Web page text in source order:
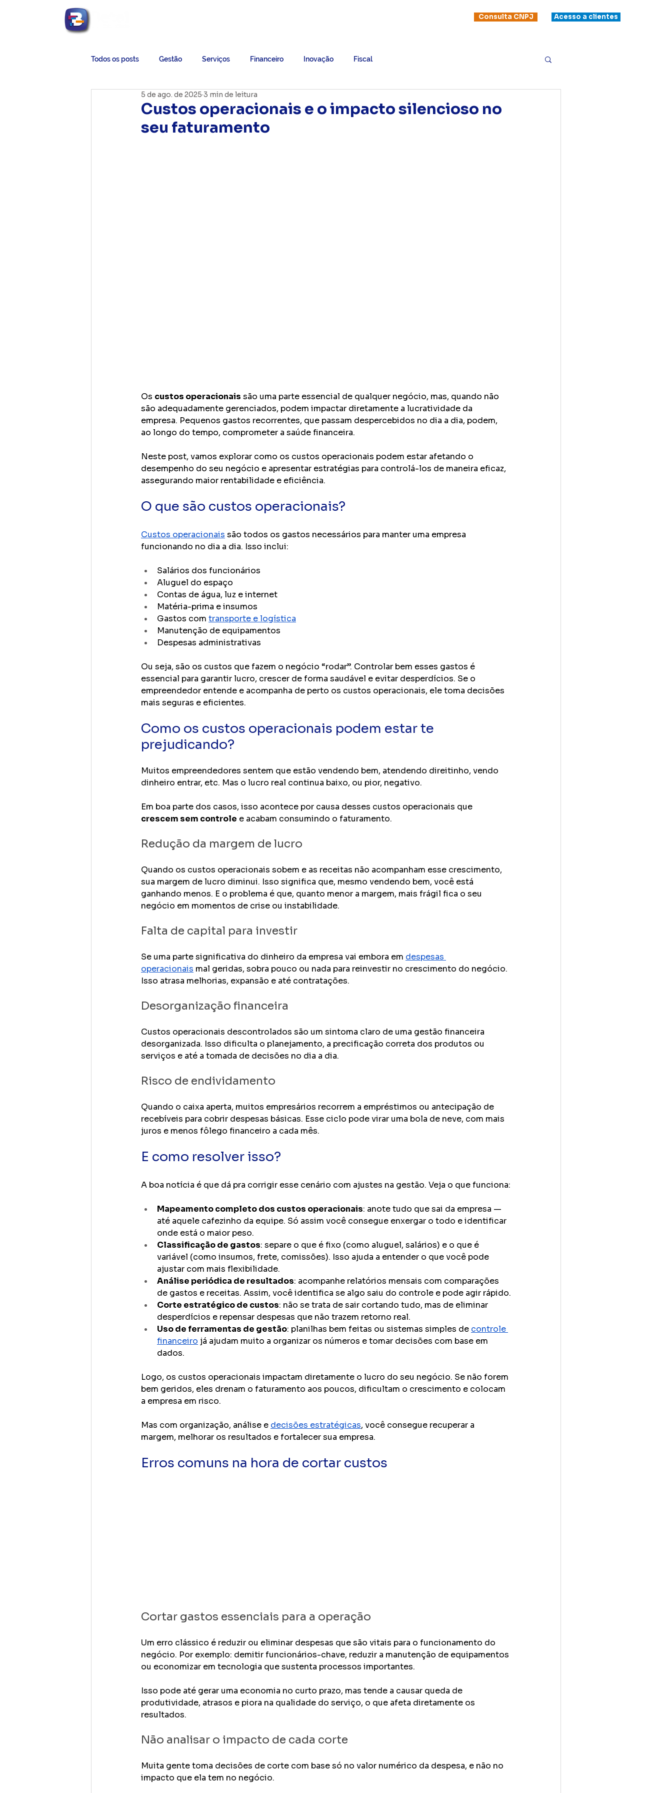
Consulta CNPJ Acesso a clientes
Todos os posts Gestão Serviços Financeiro Inovação Fiscal
Custos operacionais e o impacto silencioso no
seu faturamento
5 de ago. de 2025 3 min de leitura
Os custos operacionais são uma parte essencial de qualquer negócio, mas, quando não
são adequadamente gerenciados, podem impactar diretamente a lucratividade da
empresa. Pequenos gastos recorrentes, que passam despercebidos no dia a dia, podem,
ao longo do tempo, comprometer a saúde financeira.
Neste post, vamos explorar como os custos operacionais podem estar afetando o
desempenho do seu negócio e apresentar estratégias para controlá-los de maneira eficaz,
assegurando maior rentabilidade e eficiência.
O que são custos operacionais?
Custos operacionais são todos os gastos necessários para manter uma empresa
funcionando no dia a dia. Isso inclui:
Salários dos funcionários
Aluguel do espaço
Contas de água, luz e internet
Matéria-prima e insumos
Gastos com transporte e logística
Manutenção de equipamentos
Despesas administrativas
Ou seja, são os custos que fazem o negócio “rodar”. Controlar bem esses gastos é
essencial para garantir lucro, crescer de forma saudável e evitar desperdícios. Se o
empreendedor entende e acompanha de perto os custos operacionais, ele toma decisões
mais seguras e eficientes.
Como os custos operacionais podem estar te
prejudicando?
Muitos empreendedores sentem que estão vendendo bem, atendendo direitinho, vendo
dinheiro entrar, etc. Mas o lucro real continua baixo, ou pior, negativo.
Em boa parte dos casos, isso acontece por causa desses custos operacionais que
crescem sem controle e acabam consumindo o faturamento.
Redução da margem de lucro
Quando os custos operacionais sobem e as receitas não acompanham esse crescimento,
sua margem de lucro diminui. Isso significa que, mesmo vendendo bem, você está
ganhando menos. E o problema é que, quanto menor a margem, mais frágil fica o seu
negócio em momentos de crise ou instabilidade.
Falta de capital para investir
Se uma parte significativa do dinheiro da empresa vai embora em despesas
operacionais mal geridas, sobra pouco ou nada para reinvestir no crescimento do negócio.
Isso atrasa melhorias, expansão e até contratações.
Desorganização financeira
Custos operacionais descontrolados são um sintoma claro de uma gestão financeira
desorganizada. Isso dificulta o planejamento, a precificação correta dos produtos ou
serviços e até a tomada de decisões no dia a dia.
Risco de endividamento
Quando o caixa aperta, muitos empresários recorrem a empréstimos ou antecipação de
recebíveis para cobrir despesas básicas. Esse ciclo pode virar uma bola de neve, com mais
juros e menos fôlego financeiro a cada mês.
E como resolver isso?
A boa notícia é que dá pra corrigir esse cenário com ajustes na gestão. Veja o que funciona:
Mapeamento completo dos custos operacionais: anote tudo que sai da empresa —
até aquele cafezinho da equipe. Só assim você consegue enxergar o todo e identificar
onde está o maior peso.
Classificação de gastos: separe o que é fixo (como aluguel, salários) e o que é
variável (como insumos, frete, comissões). Isso ajuda a entender o que você pode
ajustar com mais flexibilidade.
Análise periódica de resultados: acompanhe relatórios mensais com comparações
de gastos e receitas. Assim, você identifica se algo saiu do controle e pode agir rápido.
Corte estratégico de custos: não se trata de sair cortando tudo, mas de eliminar
desperdícios e repensar despesas que não trazem retorno real.
Uso de ferramentas de gestão: planilhas bem feitas ou sistemas simples de controle
financeiro já ajudam muito a organizar os números e tomar decisões com base em
dados.
Logo, os custos operacionais impactam diretamente o lucro do seu negócio. Se não forem
bem geridos, eles drenam o faturamento aos poucos, dificultam o crescimento e colocam
a empresa em risco.
Mas com organização, análise e decisões estratégicas, você consegue recuperar a
margem, melhorar os resultados e fortalecer sua empresa.
Erros comuns na hora de cortar custos
Cortar gastos essenciais para a operação
Um erro clássico é reduzir ou eliminar despesas que são vitais para o funcionamento do
negócio. Por exemplo: demitir funcionários-chave, reduzir a manutenção de equipamentos
ou economizar em tecnologia que sustenta processos importantes.
Isso pode até gerar uma economia no curto prazo, mas tende a causar queda de
produtividade, atrasos e piora na qualidade do serviço, o que afeta diretamente os
resultados.
Não analisar o impacto de cada corte
Muita gente toma decisões de corte com base só no valor numérico da despesa, e não no
impacto que ela tem no negócio.